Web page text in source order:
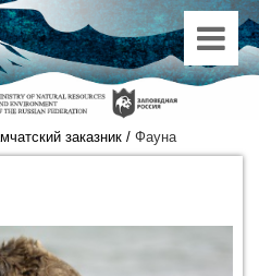
заказник / Фауна